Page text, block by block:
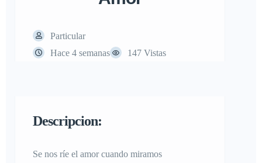
Particular
Hace 4 semanas
147 Vistas
Descripcion:
Se nos ríe el amor cuando miramos